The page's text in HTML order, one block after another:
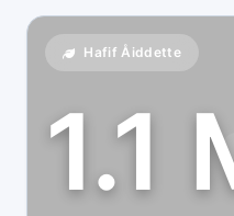
Hafif Åiddette
1.1